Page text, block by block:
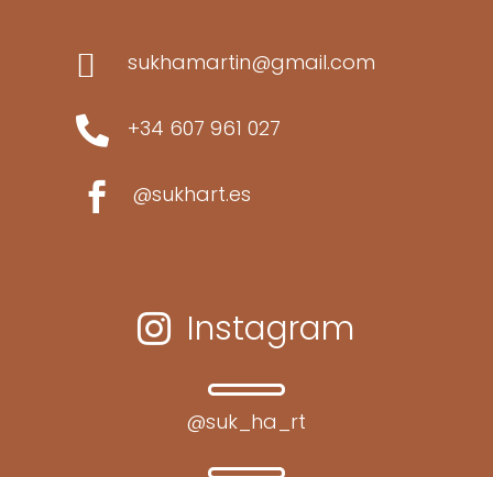
 sukhamartin@gmail.com
 +34 607 961 027
 @sukhart.es
 Instagram
@suk_ha_rt